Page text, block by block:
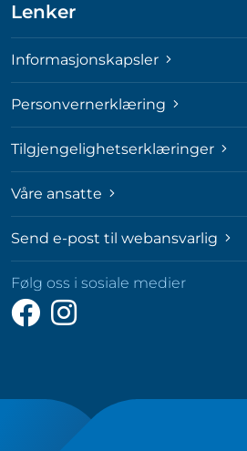
Lenker
Informasjonskapsler
Personvernerklæring
Tilgjengelighetserklæringer
Våre ansatte
Send e-post til webansvarlig
Følg oss i sosiale medier
Følg
oss
Følg
oss